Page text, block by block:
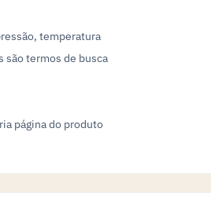
temperatura
são termos de busca
página do produto